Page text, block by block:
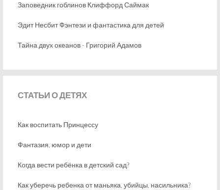
Заповедник гоблинов Клиффорд Саймак
Эдит Несбит Фэнтези и фантастика для детей
Тайна двух океанов - Григорий Адамов
СТАТЬИО ДЕТЯХ
Как воспитать Принцессу
Фантазия, юмор и дети
Когда вести ребёнка в детский сад?
Как уберечь ребенка от маньяка, убийцы, насильника?